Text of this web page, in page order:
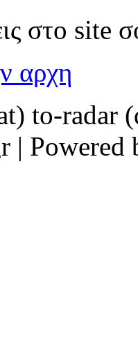
στο
αρχη
to-radar
|